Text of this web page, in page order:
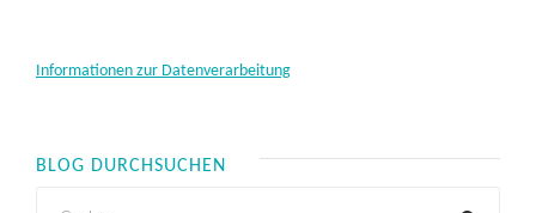
Informationen zur Datenverarbeitung
BLOG DURCHSUCHEN